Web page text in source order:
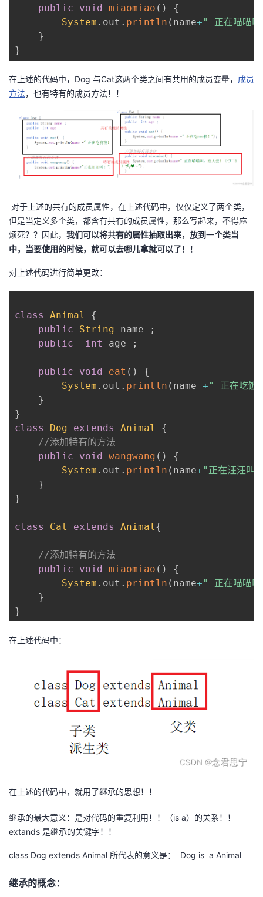
学
我
课
程
的
认
证
我
的
实
我
的
Programs
持
我
的
术
支
持
我
云
声
建
议
public
void miaomiao ( )
{
System . out . println ( name+" 正在喵喵叫
}
}
在上述的代码中，Dog 与Cat这两个类之间有共用的成员变量， 成员
方法，也有特有的成员方法！！
对于上述的共有的成员属性，在上述代码中，仅仅定义了两个类，
但是当定义多个类，都含有共有的成员属性，那么写起来，不得麻
烦死？？因此， 我们可以将共有的属性抽取出来，放到一个类当
中，当要使用的时候，就可以去哪儿拿就可以了！！
对上述代码进行简单更改：
class Animal
{
public
String name
;
public
int age ;
public void eat ( )
{
System . out . println ( name +" 正在吃饭
}
}
class
Dog extends Animal
{
//添加特有的方法
public
void wangwang ( )
{
System . out . println ( name+"正在汪汪叫
}
}
class Cat extends Animal{
//添加特有的方法
public
void miaomiao ( )
{
System . out . println ( name+" 正在喵喵叫
}
}
在上述代码中：
在上述的代码中，就用了继承的思想！！
继承的最大意义：是对代码的重复利用！！（is a）的关系！！
extands 是继承的关键字！！
class Dog extends Animal 所代表的意义是： Dog is a Animal
继承的概念：